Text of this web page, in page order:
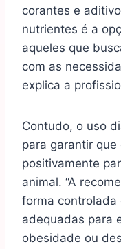
corantes e
nutrientes é a
aqueles que
com as
explica a
Contudo, o uso
para garantir
positivamente
animal. “A
forma controlada
adequadas para
obesidade ou